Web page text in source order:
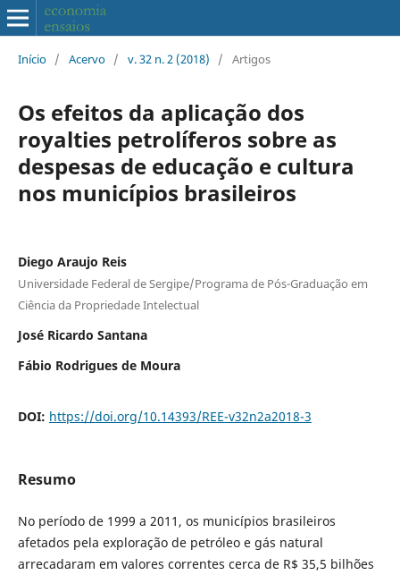
Início / Acervo / v. 32 n. 2 (2018) / Artigos
Os efeitos da aplicação dos
royalties petrolíferos sobre as
despesas de educação e cultura
nos municípios brasileiros
Diego Araujo Reis
Universidade Federal de Sergipe/Programa de Pós-Graduação em
Ciência da Propriedade Intelectual
José Ricardo Santana
Fábio Rodrigues de Moura
DOI: https://doi.org/10.14393/REE-v32n2a2018-3
Resumo
No período de 1999 a 2011, os municípios brasileiros
afetados pela exploração de petróleo e gás natural
arrecadaram em valores correntes cerca de R$ 35,5 bilhões